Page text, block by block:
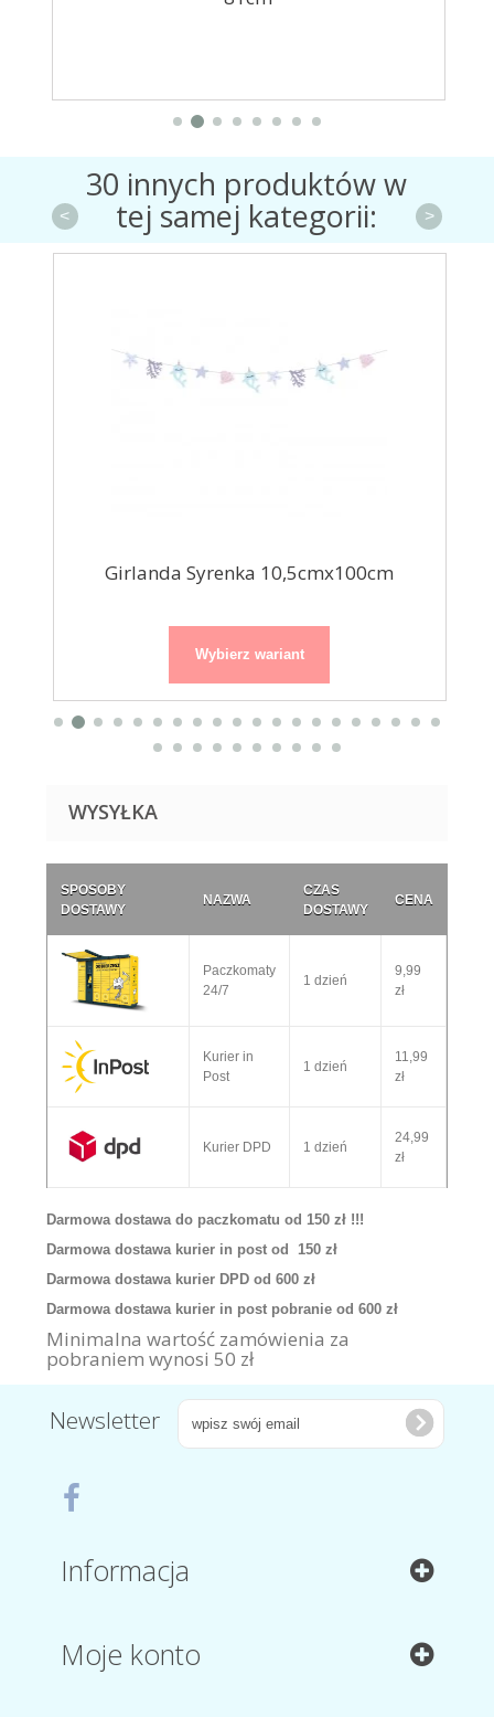
30 innych produktów w
tej samej kategorii:
Girlanda Syrenka 10,5cmx100cm
Wybierz wariant
< >
WYSYŁKA
SPOSOBY
DOSTAWY
NAZWA
CZAS
DOSTAWY
CENA
Paczkomaty
24/7
1 dzień
9,99
zł
Kurier in
Post
1 dzień
11,99
zł
Kurier DPD 1 dzień
24,99
zł
Darmowa dostawa do paczkomatu od 150 zł !!!
Darmowa dostawa kurier in post od 150 zł
Darmowa dostawa kurier DPD od 600 zł
Darmowa dostawa kurier in post pobranie od 600 zł
Minimalna wartość zamówienia za
pobraniem wynosi 50 zł
Newsletter
Informacja
Moje konto